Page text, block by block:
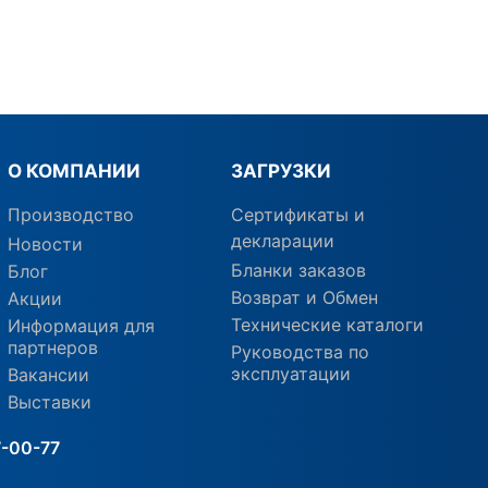
О КОМПАНИИ
Производство
Новости
Блог
Акции
Информация для
партнеров
Вакансии
Выставки
ЗАГРУЗКИ
Сертификаты и
декларации
Бланки заказов
Возврат и Обмен
Технические каталоги
Руководства по
эксплуатации
00-77